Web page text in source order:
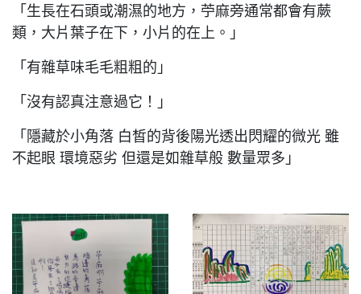
「生長在石頭或潮濕的地方，苧麻旁通常都會有蕨
類，大片葉子在下，小片的在上。」
「有雜草味毛毛粗粗的」
「沒有認真注意過它！」
「隱藏於小角落 白皙的背後陽光透出閃耀的微光 雖
不起眼 環境惡劣 但還是如雜草般 數量眾多」